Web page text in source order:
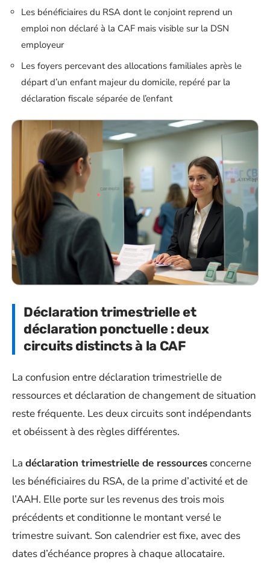
Les bénéficiaires du RSA dont le conjoint reprend un
emploi non déclaré à la CAF mais visible sur la DSN
employeur
Les foyers percevant des allocations familiales après le
départ d’un enfant majeur du domicile, repéré par la
déclaration fiscale séparée de l’enfant
Déclaration trimestrielle et
déclaration ponctuelle : deux
circuits distincts à la CAF
La confusion entre déclaration trimestrielle de
ressources et déclaration de changement de situation
reste fréquente. Les deux circuits sont indépendants
et obéissent à des règles différentes.
La déclaration trimestrielle de ressourcesconcerne
les bénéficiaires du RSA, de la prime d’activité et de
l’AAH. Elle porte sur les revenus des trois mois
précédents et conditionne le montant versé le
trimestre suivant. Son calendrier est fixe, avec des
dates d’échéance propres à chaque allocataire.